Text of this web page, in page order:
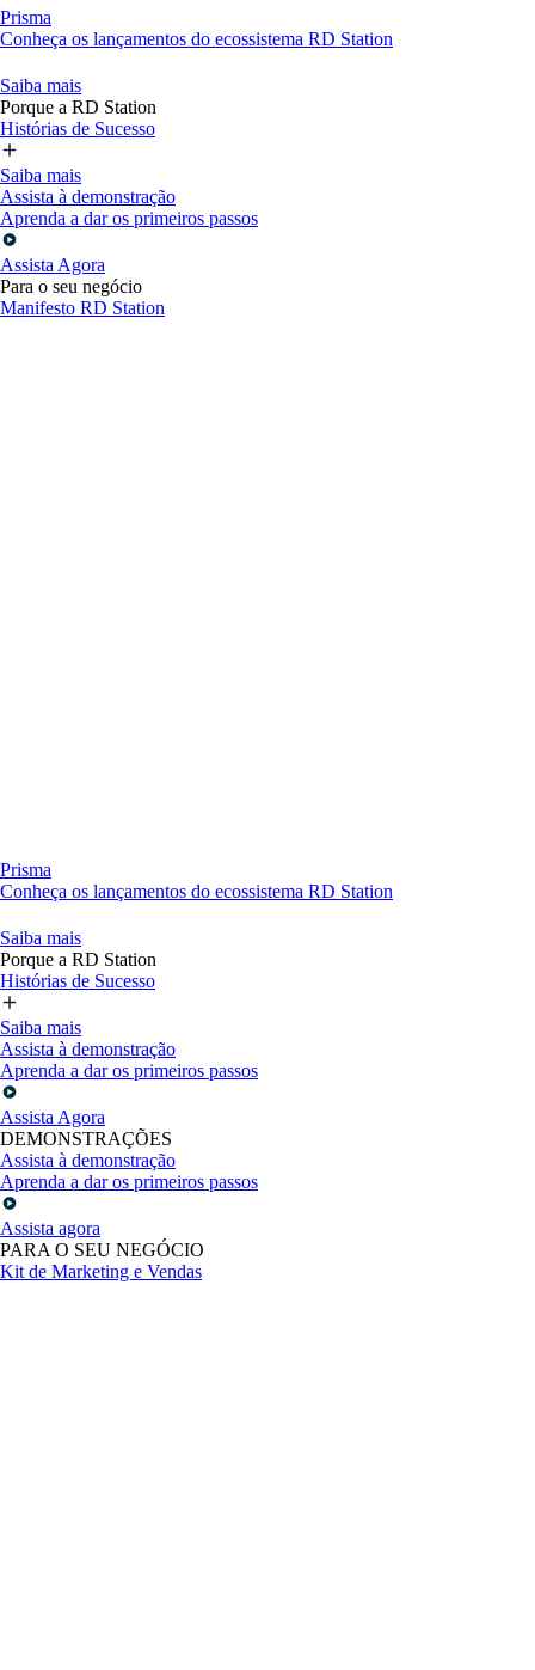
Prisma
Conheça os lançamentos do ecossistema RD Station
Saiba mais
Porque a RD Station
Histórias de Sucesso
Saiba mais
Assista à demonstração
Aprenda a dar os primeiros passos
Assista Agora
Para o seu negócio
Manifesto RD Station
Prisma
Conheça os lançamentos do ecossistema RD Station
Saiba mais
Porque a RD Station
Histórias de Sucesso
Saiba mais
Assista à demonstração
Aprenda a dar os primeiros passos
Assista Agora
DEMONSTRAÇÕES
Assista à demonstração
Aprenda a dar os primeiros passos
Assista agora
PARA O SEU NEGÓCIO
Kit de Marketing e Vendas